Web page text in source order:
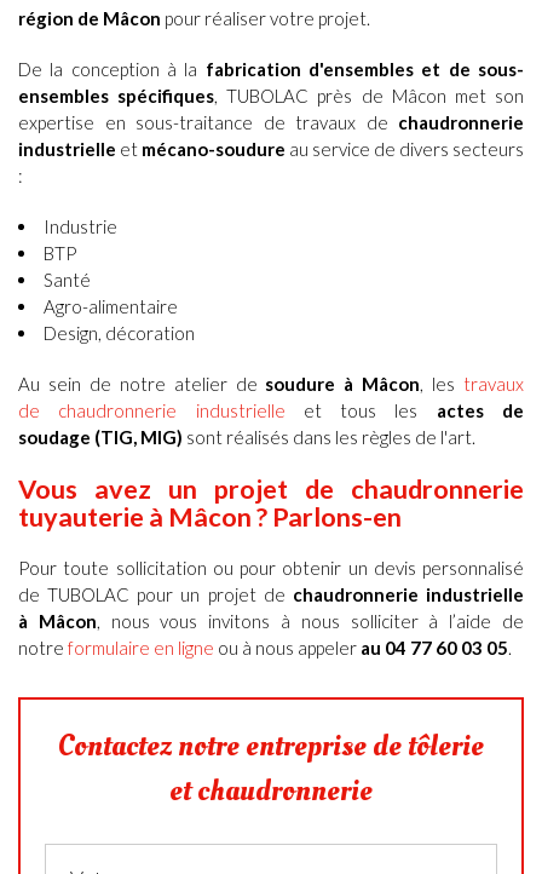
région de Mâcon pour réaliser votre projet.
De la conception à la fabrication d'ensembles et de sous-
ensembles spécifiques , TUBOLAC près de Mâcon met son
expertise en sous-traitance de travaux de chaudronnerie
industrielle et mécano-soudure au service de divers secteurs
:
Industrie
BTP
Santé
Agro-alimentaire
Design, décoration
Au sein de notre atelier de soudure à Mâcon , les travaux
de chaudronnerie industrielle et tous les actes de
soudage (TIG, MIG) sont réalisés dans les règles de l'art.
Vous avez un projet de chaudronnerie
tuyauterie à Mâcon ? Parlons-en
Pour toute sollicitation ou pour obtenir un devis personnalisé
de TUBOLAC pour un projet de chaudronnerie industrielle
à Mâcon
nous vous invitons à nous solliciter à l’aide de
notre formulaire en ligne ou à nous appeler au 04 77 60 03 05
Contactez notre entreprise de tôlerie
et chaudronnerie